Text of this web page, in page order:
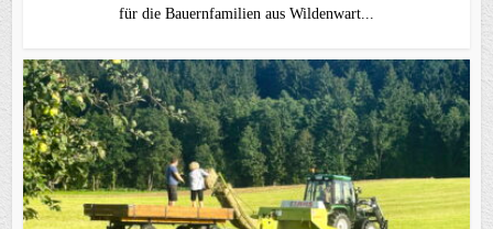
für die Bauernfamilien aus Wildenwart...